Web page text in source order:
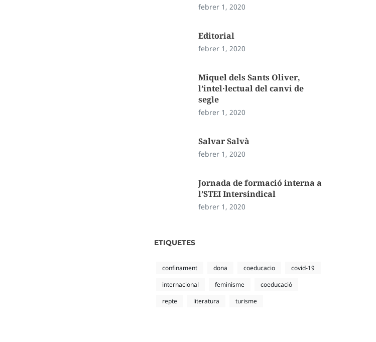
febrer 1, 2020
Editorial
febrer 1, 2020
Miquel dels Sants Oliver,
l’intel·lectual del canvi de
segle
febrer 1, 2020
Salvar Salvà
febrer 1, 2020
Jornada de formació interna a
l’STEI Intersindical
febrer 1, 2020
ETIQUETES
confinament dona coeducacio
covid-19
internacional
feminisme
coeducació
repte
literatura turisme